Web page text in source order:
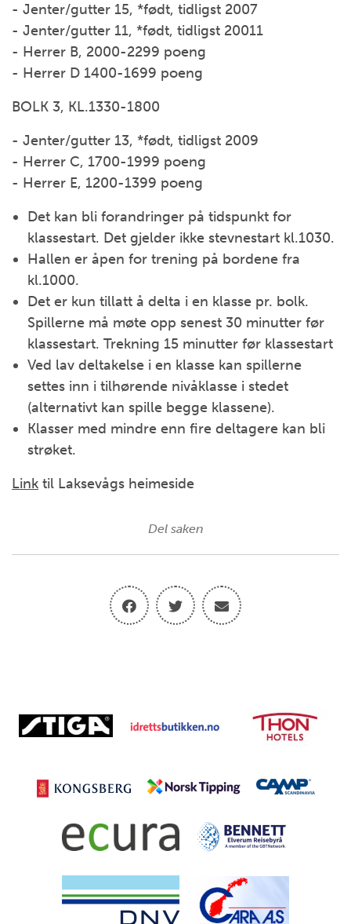
- Jenter/gutter 15, *født, tidligst 2007
- Jenter/gutter 11, *født, tidligst 20011
- Herrer B, 2000-2299 poeng
- Herrer D 1400-1699 poeng
BOLK 3, KL.1330-1800
- Jenter/gutter 13, *født, tidligst 2009
- Herrer C, 1700-1999 poeng
- Herrer E, 1200-1399 poeng
Det kan bli forandringer på tidspunkt for
klassestart. Det gjelder ikke stevnestart kl.1030.
Hallen er åpen for trening på bordene fra
kl.1000.
Det er kun tillatt å delta i en klasse pr. bolk.
Spillerne må møte opp senest 30 minutter før
klassestart. Trekning 15 minutter før klassestart
Ved lav deltakelse i en klasse kan spillerne
settes inn i tilhørende nivåklasse i stedet
(alternativt kan spille begge klassene).
Klasser med mindre enn fire deltagere kan bli
strøket.
Link til Laksevågs heimeside
Del saken